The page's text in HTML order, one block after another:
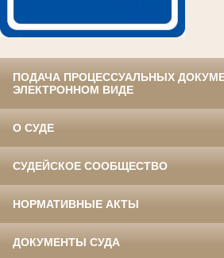
ПОДАЧА ПРОЦЕССУАЛЬНЫХ
ЭЛЕКТРОННОМ ВИДЕ
О СУДЕ
СУДЕЙСКОЕ СООБЩЕСТВО
НОРМАТИВНЫЕ АКТЫ
ДОКУМЕНТЫ СУДА